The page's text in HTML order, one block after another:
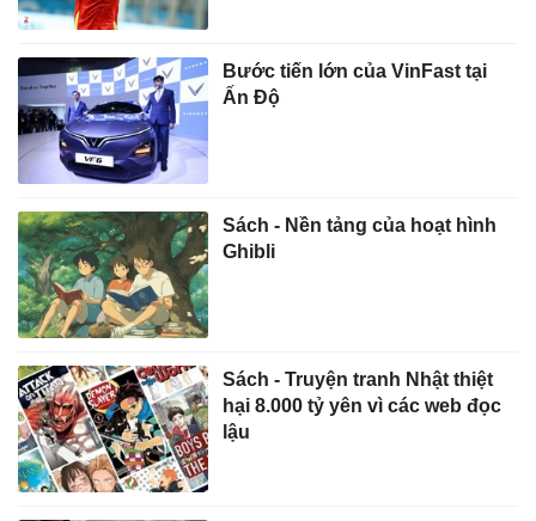
Bước tiến lớn của VinFast tại
Ấn Độ
Sách - Nền tảng của hoạt hình
Ghibli
Sách - Truyện tranh Nhật thiệt
hại 8.000 tỷ yên vì các web đọc
lậu